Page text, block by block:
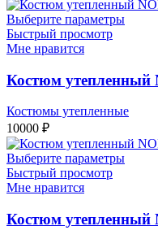
Выберите параметры
Быстрый просмотр
Мне нравится
Костюм утепленный
Костюмы утепленные
10000 ₽
Выберите параметры
Быстрый просмотр
Мне нравится
Костюм утепленный